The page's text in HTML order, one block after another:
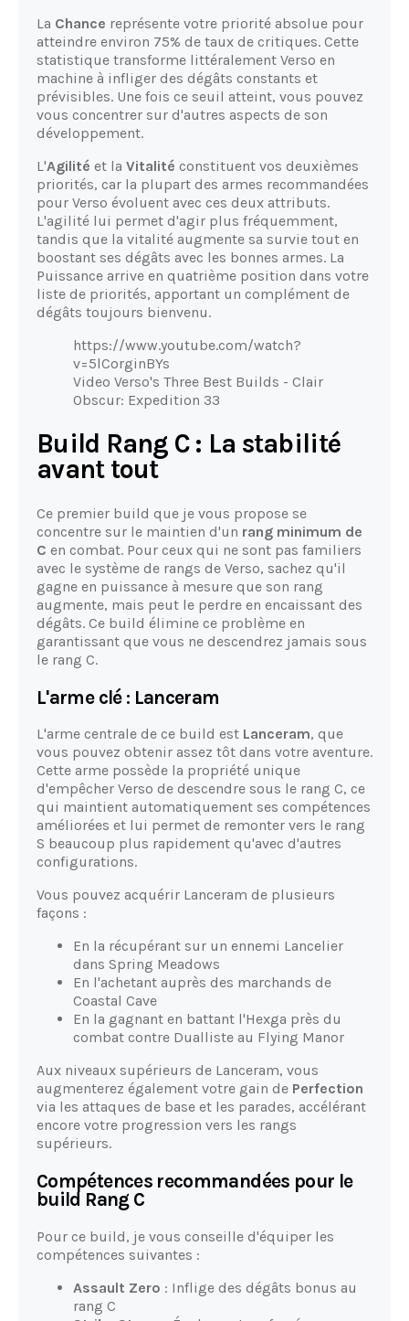
La Chance représente votre priorité absolue pour
atteindre environ 75% de taux de critiques. Cette
statistique transforme littéralement Verso en
machine à infliger des dégâts constants et
prévisibles. Une fois ce seuil atteint, vous pouvez
vous concentrer sur d'autres aspects de son
développement.
L'Agilité et la Vitalité constituent vos deuxièmes
priorités, car la plupart des armes recommandées
pour Verso évoluent avec ces deux attributs.
L'agilité lui permet d'agir plus fréquemment,
tandis que la vitalité augmente sa survie tout en
boostant ses dégâts avec les bonnes armes. La
Puissance arrive en quatrième position dans votre
liste de priorités, apportant un complément de
dégâts toujours bienvenu.
https://www.youtube.com/watch?
v=5lCorginBYs
Video Verso's Three Best Builds - Clair
Obscur: Expedition 33
Build Rang C : La stabilité
avant tout
Ce premier build que je vous propose se
concentre sur le maintien d'un rang minimum de
C en combat. Pour ceux qui ne sont pas familiers
avec le système de rangs de Verso, sachez qu'il
gagne en puissance à mesure que son rang
augmente, mais peut le perdre en encaissant des
dégâts. Ce build élimine ce problème en
garantissant que vous ne descendrez jamais sous
le rang C.
L'arme clé : Lanceram
L'arme centrale de ce build est Lanceram, que
vous pouvez obtenir assez tôt dans votre aventure.
Cette arme possède la propriété unique
d'empêcher Verso de descendre sous le rang C, ce
qui maintient automatiquement ses compétences
améliorées et lui permet de remonter vers le rang
S beaucoup plus rapidement qu'avec d'autres
configurations.
Vous pouvez acquérir Lanceram de plusieurs
façons :
En la récupérant sur un ennemi Lancelier
dans Spring Meadows
En l'achetant auprès des marchands de
Coastal Cave
En la gagnant en battant l'Hexga près du
combat contre Dualliste au Flying Manor
Aux niveaux supérieurs de Lanceram, vous
augmenterez également votre gain de Perfection
via les attaques de base et les parades, accélérant
encore votre progression vers les rangs
supérieurs.
Compétences recommandées pour le
build Rang C
Pour ce build, je vous conseille d'équiper les
compétences suivantes :
Assault Zero : Inflige des dégâts bonus au
rang C